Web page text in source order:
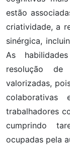
estão
criatividade, a
sinérgica,
As
resolução de
valorizadas,
trabalhadores
cumprindo
ocupadas pela